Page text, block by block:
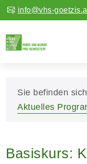
info@vhs-
Sie befinden
Aktuelles
Basiskurs: